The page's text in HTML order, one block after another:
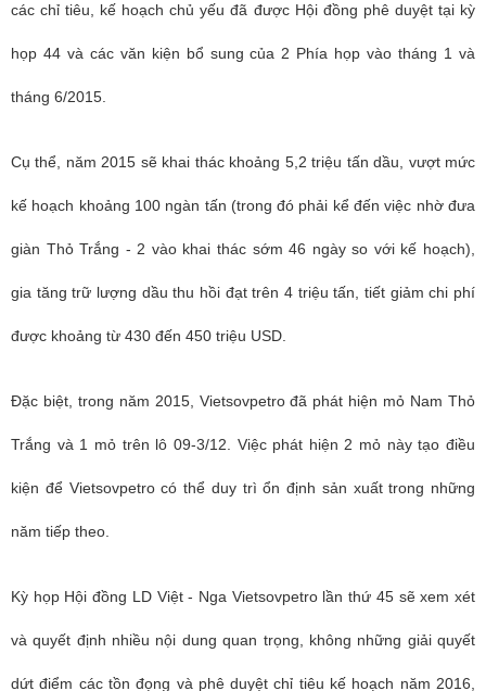
các chỉ tiêu, kế hoạch chủ yếu đã được Hội đồng phê duyệt tại kỳ
họp 44 và các văn kiện bổ sung của 2 Phía họp vào tháng 1 và
tháng 6/2015.
Cụ thể, năm 2015 sẽ khai thác khoảng 5,2 triệu tấn dầu, vượt mức
kế hoạch khoảng 100 ngàn tấn (trong đó phải kể đến việc nhờ đưa
giàn Thỏ Trắng - 2 vào khai thác sớm 46 ngày so với kế hoạch),
gia tăng trữ lượng dầu thu hồi đạt trên 4 triệu tấn, tiết giảm chi phí
được khoảng từ 430 đến 450 triệu USD.
Đặc biệt, trong năm 2015, Vietsovpetro đã phát hiện mỏ Nam Thỏ
Trắng và 1 mỏ trên lô 09-3/12. Việc phát hiện 2 mỏ này tạo điều
kiện để Vietsovpetro có thể duy trì ổn định sản xuất trong những
năm tiếp theo.
Kỳ họp Hội đồng LD Việt - Nga Vietsovpetro lần thứ 45 sẽ xem xét
và quyết định nhiều nội dung quan trọng, không những giải quyết
dứt điểm các tồn đọng và phê duyệt chỉ tiêu kế hoạch năm 2016,